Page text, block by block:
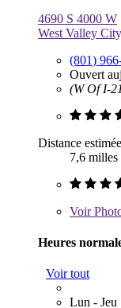
4690 S 4000 W
West Valley
(801)
Ouvert
(W Of I-
Distance estimée
7,6 milles
Voir
Heures
Voir tout
Lun - Jeu